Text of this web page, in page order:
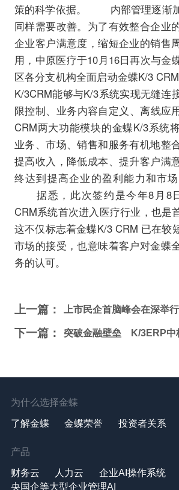
策的科学依据。 内部管理逐渐
同样需要改善。为了有效整合企业
企业客户满意度，缩短企业的销售
用，中原医疗于10月16日再次与金
区各分支机构全面启动金蝶K/3
K/3CRM能够与K/3系统实现无缝连
限控制、业务内容自定义、离线应
CRM两大功能模块的金蝶K/3系统
业务、市场、销售和服务有机地整
提高收入，降低成本、提升客户满
终达到提高企业的盈利能力和市场
据悉，此次签约是今年8月8
CRM系统首次进入医疗行业，也是
这不仅标志着金蝶K/3 CRM 已在较
市场的接受，也意味着客户对金蝶
务的认可。
上一篇： 上市民企首脑峰会在深举
下一篇： 突破金融壁垒 K/3ERP中
为什么选择金蝶
了解金蝶 金蝶荣誉 投资者关系
产品
财务云 人力云 企业AI操作系统
央国企等大型企业管理AI